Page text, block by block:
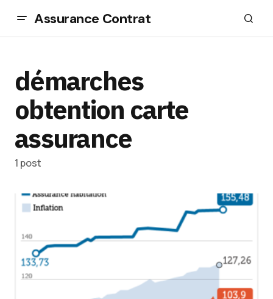
Assurance Contrat
démarches
obtention carte
assurance
1 post